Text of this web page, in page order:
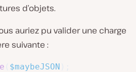
d’objets.
auriez pu valider une charge
suivante :
$maybeJSON